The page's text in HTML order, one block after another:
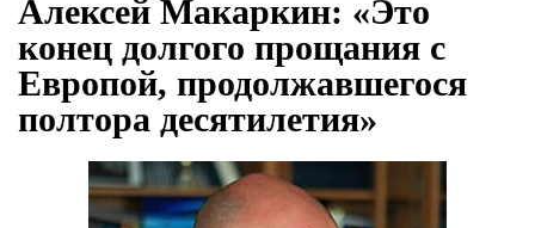
Алексей Макаркин: «Это
конец долгого прощания с
Европой, продолжавшегося
полтора десятилетия»